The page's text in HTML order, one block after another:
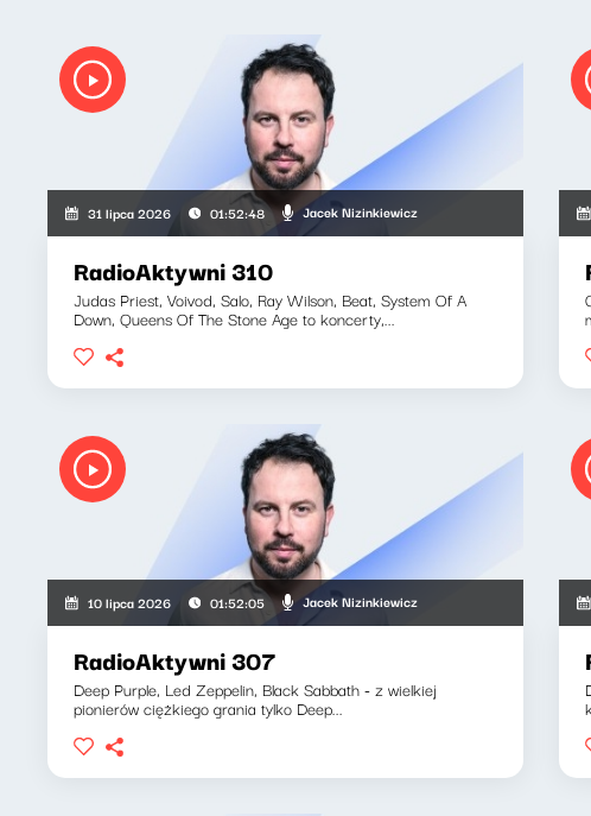
31 lipca 2026 01:52:48 Jacek Nizinkiewicz
RadioAktywni 310
Judas Priest, Voivod, Salo, Ray Wilson, Beat, System Of A
Down, Queens Of The Stone Age to koncerty,...
10 lipca 2026 01:52:05 Jacek Nizinkiewicz
RadioAktywni 307
Deep Purple, Led Zeppelin, Black Sabbath - z wielkiej
pionierów ciężkiego grania tylko Deep...